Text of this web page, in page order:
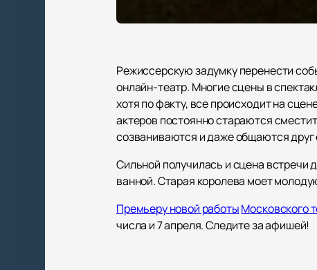
Режиссерскую задумку перенести
онлайн-театр. Многие сцены в
хотя по факту, все происходит на
актеров постоянно стараются
созваниваются и даже общаются
Сильной получилась и сцена встречи
ванной. Старая королева моет
Премьеру новой работыМосковского
числа и 7 апреля. Следите за афишей!